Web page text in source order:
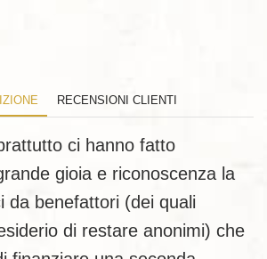
RECENSIONI CLIENTI
ci hanno fatto
gioia e riconoscenza la
da benefattori (dei quali
di restare anonimi) che